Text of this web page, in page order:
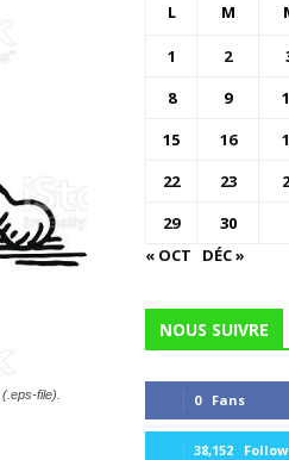
file).
L M
1 2
8
9
15
16
22
23
29
30
« OCT
DÉC »
NOUS SUIVRE
0 Fans
38,152